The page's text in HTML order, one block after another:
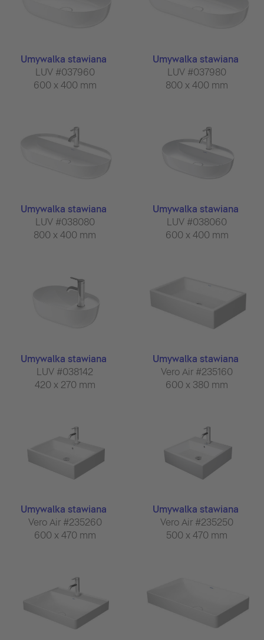
Umywalka stawiana
LUV #037960
600 x 400 mm
Umywalka stawiana
LUV #037980
800 x 400 mm
Umywalka stawiana
LUV #038080
800 x 400 mm
Umywalka stawiana
LUV #038060
600 x 400 mm
Umywalka stawiana
LUV #038142
420 x 270 mm
Umywalka stawiana
Vero Air #235160
600 x 380 mm
Umywalka stawiana
Vero Air #235260
600 x 470 mm
Umywalka stawiana
Vero Air #235250
500 x 470 mm